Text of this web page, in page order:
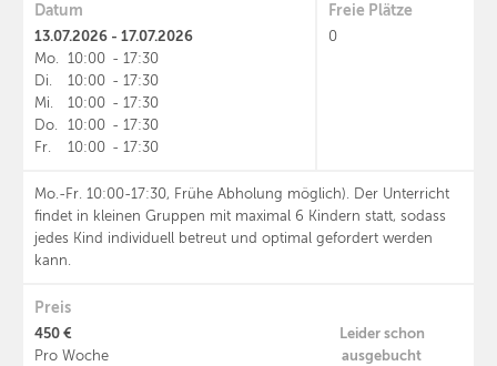
Datum
13.07.2026 - 17.07.2026
Mo. 10:00 - 17:30
Di.
10:00 - 17:30
Mi.
10:00 - 17:30
Do.
10:00 - 17:30
Fr.
10:00 - 17:30
Mo.-Fr. 10:00-17:30, Frühe Abholung möglich). Der Unterricht
findet in kleinen Gruppen mit maximal 6 Kindern statt, sodass
jedes Kind individuell betreut und optimal gefordert werden
kann.
Freie Plätze
0
Preis
450 €
Pro Woche
Leider schon
ausgebucht